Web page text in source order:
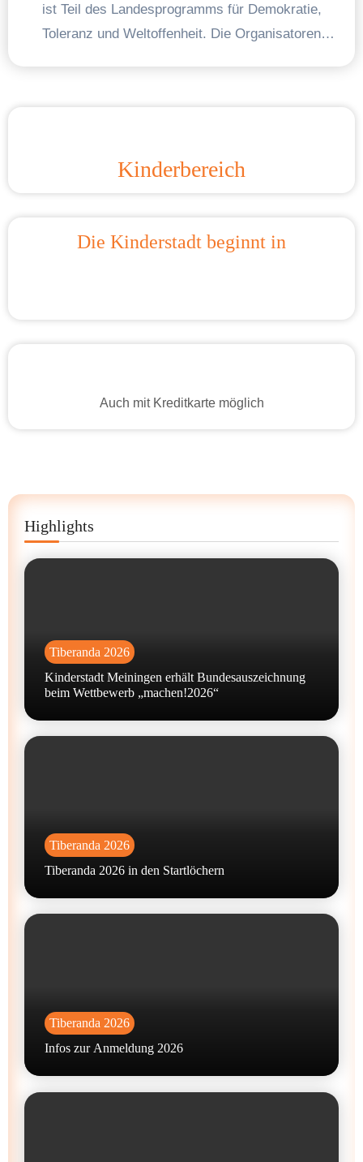
ist Teil des Landesprogramms für Demokratie,
Toleranz und Weltoffenheit. Die Organisatoren
Kinderbereich
Die Kinderstadt beginnt in
Auch mit Kreditkarte möglich
Highlights
Tiberanda 2026
Kinderstadt Meiningen erhält Bundesauszeichnung
beim Wettbewerb „machen!2026“
Tiberanda 2026
Tiberanda 2026 in den Startlöchern
Tiberanda 2026
Infos zur Anmeldung 2026